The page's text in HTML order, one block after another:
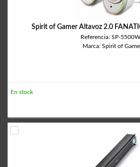
Spirit of Gamer Altavoz 2.0
Referencia: SP-
Marca: Spirit of
En stock